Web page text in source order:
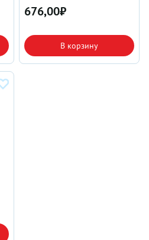
676,00₽
В корзину